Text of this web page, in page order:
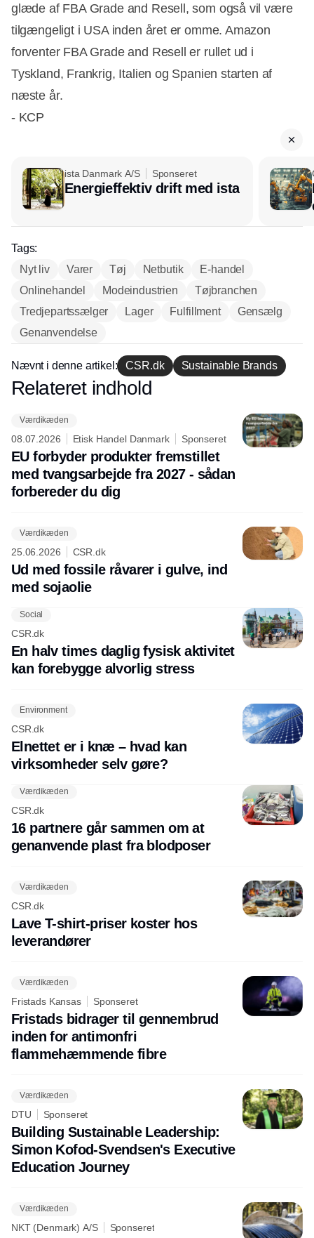
glæde af FBA Grade and Resell, som også vil være
tilgængeligt i USA inden året er omme. Amazon
forventer FBA Grade and Resell er rullet ud i
Tyskland, Frankrig, Italien og Spanien starten af
næste år.
- KCP
ista Danmark A/S Sponseret
Energieffektiv drift med ista
Tags:
Nyt liv
Varer Tøj Netbutik
E-handel
Onlinehandel
Modeindustrien
Tøjbranchen
Tredjepartssælger
Lager Fulfillment
Gensælg
Genanvendelse
Nævnt i denne artikel: CSR.dk Sustainable Brands
Annonce
Relateret indhold
Værdikæden
08.07.2026 Etisk Handel Danmark Sponseret
EU forbyder produkter fremstillet
med tvangsarbejde fra 2027 - sådan
forbereder du dig
Værdikæden
25.06.2026 CSR.dk
Ud med fossile råvarer i gulve, ind
med sojaolie
Social
CSR.dk
En halv times daglig fysisk aktivitet
kan forebygge alvorlig stress
Environment
CSR.dk
Elnettet er i knæ – hvad kan
virksomheder selv gøre?
Værdikæden
CSR.dk
16 partnere går sammen om at
genanvende plast fra blodposer
Værdikæden
CSR.dk
Lave T-shirt-priser koster hos
leverandører
Værdikæden
Fristads Kansas Sponseret
Fristads bidrager til gennembrud
inden for antimonfri
flammehæmmende fibre
Værdikæden
DTU Sponseret
Building Sustainable Leadership:
Simon Kofod-Svendsen's Executive
Education Journey
Værdikæden
NKT (Denmark) A/S Sponseret